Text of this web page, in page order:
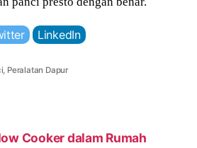
LinkedIn
, Peralatan Dapur
Cooker dalam Rumah